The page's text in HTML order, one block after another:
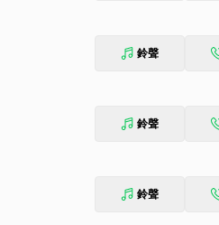
鈴聲
鈴聲
鈴聲